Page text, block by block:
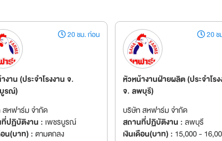
20 ชม. ก่อน
งาน (ประจำโรงงาน จ.
รณ์)
สหฟาร์ม จำกัด
ปฏิบัติงาน : เพชรบูรณ์
อน(บาท) :ตามตกลง
20 ช
หัวหน้างานฝ่ายผลิต (ประจำโรง
จ. ลพบุรี)
บริษัท สหฟาร์ม จำกัด
สถานที่ปฏิบัติงาน :ลพบุรี
เงินเดือน(บาท) : 15,000 -